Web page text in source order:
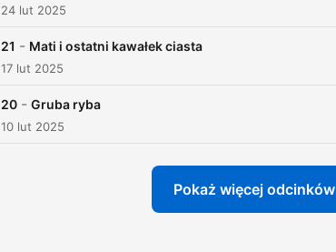
24 lut 2025
21 - Mati i ostatni kawałek ciasta
17 lut 2025
20 - Gruba ryba
10 lut 2025
Pokaż więcej odcinków